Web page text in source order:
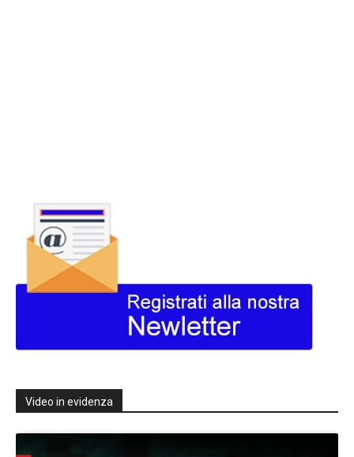
Video in evidenza